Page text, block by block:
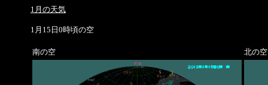
1月の天気
1月15日0時頃の空
南の空 北の空